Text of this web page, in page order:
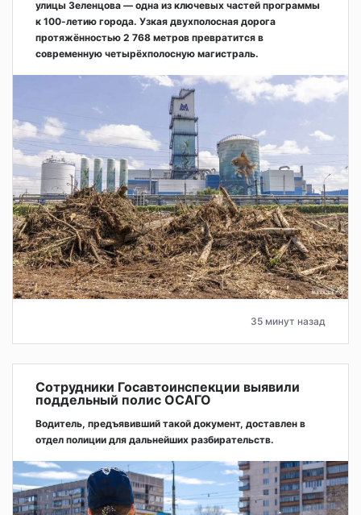
улицы Зеленцова — одна из ключевых частей программы
к 100-летию города. Узкая двухполосная дорога
протяжённостью 2 768 метров превратится в
современную четырёхполосную магистраль.
35 минут назад
Сотрудники Госавтоинспекции выявили
поддельный полис ОСАГО
Водитель, предъявивший такой документ, доставлен в
отдел полиции для дальнейших разбирательств.